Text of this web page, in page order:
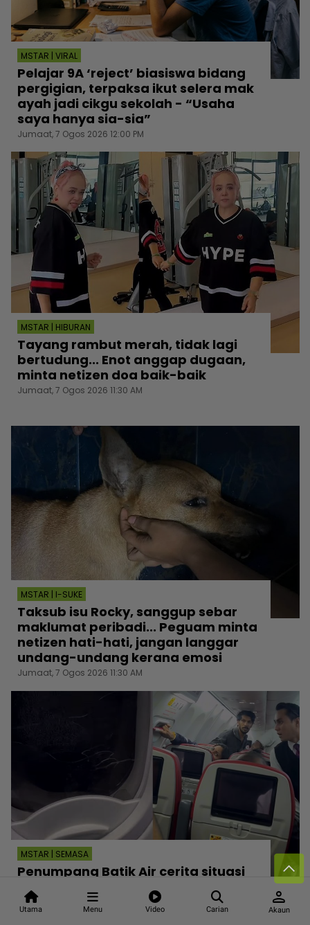
Utama Menu Video Carian
person
Akaun
MSTAR | VIRAL
Pelajar 9A ‘reject’ biasiswa bidang
pergigian, terpaksa ikut selera mak
ayah jadi cikgu sekolah - “Usaha
saya hanya sia-sia”
Jumaat, 7 Ogos 2026 12:00 PM
MSTAR | HIBURAN
Tayang rambut merah, tidak lagi
bertudung... Enot anggap dugaan,
minta netizen doa baik-baik
Jumaat, 7 Ogos 2026 11:30 AM
MSTAR | I-SUKE
Taksub isu Rocky, sanggup sebar
maklumat peribadi... Peguam minta
netizen hati-hati, jangan langgar
undang-undang kerana emosi
Jumaat, 7 Ogos 2026 11:30 AM
MSTAR | SEMASA
Penumpang Batik Air cerita situasi
panik lepas lelaki warga India
pecahkan tingkap, cuba buka pintu
kecemasan ketika di udara!